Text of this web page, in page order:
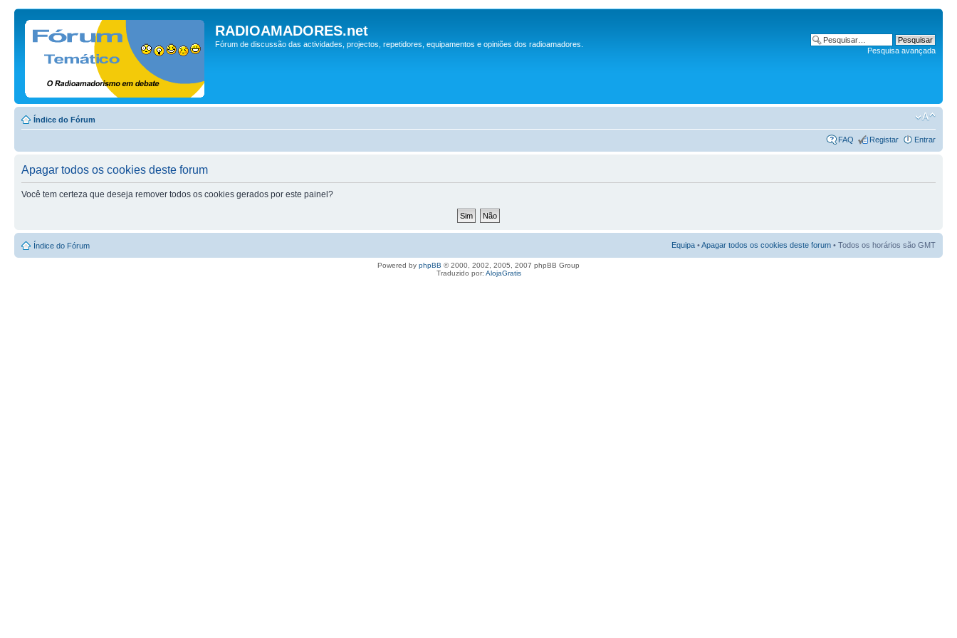
RADIOAMADORES.net
Fórum de discussão das actividades, projectos, repetidores, equipamentos e opiniões dos radioamadores.
Pesquisa avançada
Índice do Fórum
FAQ Registar Entrar
Apagar todos os cookies deste forum
Você tem certeza que deseja remover todos os cookies gerados por este painel?
Índice do Fórum Equipa •Apagar todos os cookies deste forum • Todos os horários são GMT
Powered by phpBB © 2000, 2002, 2005, 2007 phpBB Group
Traduzido por: AlojaGratis